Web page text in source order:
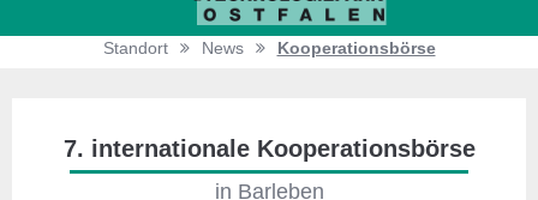
Standort News Kooperationsbörse
7. internationale Kooperationsbörse
in Barleben